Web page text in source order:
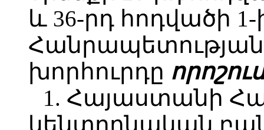
և 36-րդ հոդվածի
խորհուրդը
1. Հայաստանի
կենտրոնական